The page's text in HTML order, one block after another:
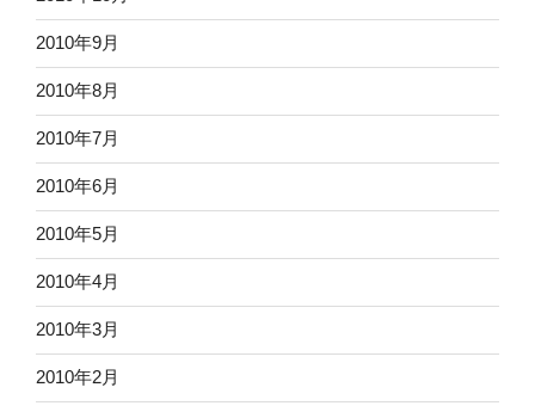
2010年9月
2010年8月
2010年7月
2010年6月
2010年5月
2010年4月
2010年3月
2010年2月